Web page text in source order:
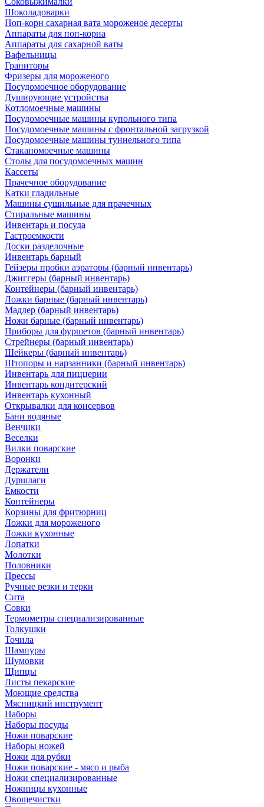
Шоколадоварки
Поп-корн сахарная вата мороженое десерты
Аппараты для поп-корна
Аппараты для сахарной ваты
Вафельницы
Граниторы
Фризеры для мороженого
Посудомоечное оборудование
Душирующие устройства
Котломоечные машины
Посудомоечные машины купольного типа
Посудомоечные машины с фронтальной загрузкой
Посудомоечные машины туннельного типа
Стаканомоечные машины
Столы для посудомоечных машин
Кассеты
Прачечное оборудование
Катки гладильные
Машины сушильные для прачечных
Стиральные машины
Инвентарь и посуда
Гастроемкости
Доски разделочные
Инвентарь барный
Гейзеры пробки аэраторы (барный инвентарь)
Джиггеры (барный инвентарь)
Контейнеры (барный инвентарь)
Ложки барные (барный инвентарь)
Мадлер (барный инвентарь)
Ножи барные (барный инвентарь)
Приборы для фуршетов (барный инвентарь)
Стрейнеры (барный инвентарь)
Шейкеры (барный инвентарь)
Штопоры и нарзанники (барный инвентарь)
Инвентарь для пиццерии
Инвентарь кондитерский
Инвентарь кухонный
Открывалки для консервов
Бани водяные
Венчики
Веселки
Вилки поварские
Воронки
Держатели
Дуршлаги
Емкости
Контейнеры
Корзины для фритюрниц
Ложки для мороженого
Ложки кухонные
Лопатки
Молотки
Половники
Прессы
Ручные резки и терки
Сита
Совки
Термометры специализированные
Толкушки
Точила
Шампуры
Шумовки
Щипцы
Листы пекарские
Моющие средства
Мясницкий инструмент
Наборы
Наборы посуды
Ножи поварские
Наборы ножей
Ножи для рубки
Ножи поварские - мясо и рыба
Ножи специализированные
Ножницы кухонные
Овощечистки